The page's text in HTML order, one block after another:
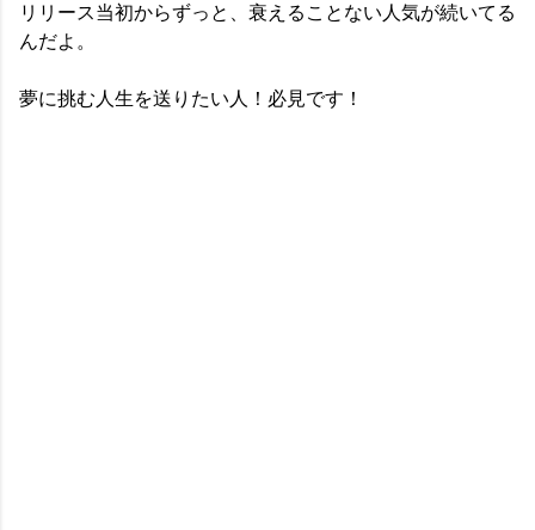
リリース当初からずっと、衰えることない人気が続いてる
んだよ。
夢に挑む人生を送りたい人！必見です！